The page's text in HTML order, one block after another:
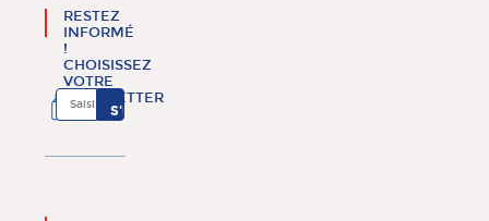
RESTEZ
INFORMÉ
!
CHOISISSEZ
VOTRE
NEWSLETTER